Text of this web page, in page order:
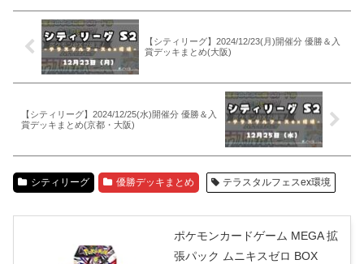
【シティリーグ】2024/12/23(月)開催分 優勝＆入
賞デッキまとめ(大阪)
【シティリーグ】2024/12/25(水)開催分 優勝＆入
賞デッキまとめ(京都・大阪)
シティリーグ 優勝デッキまとめ テラスタルフェスex環境
ポケモンカードゲーム MEGA 拡
張パック ムニキスゼロ BOX